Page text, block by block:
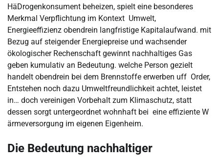
HäDrogenkonsument beheizen, spielt eine besonderes
Merkmal Verpflichtung im Kontext Umwelt,
Energieeffizienz obendrein langfristige Kapitalaufwand. mit
Bezug auf steigender Energiepreise und wachsender
ökologischer Rechenschaft gewinnt nachhaltiges Gas
geben kumulativ an Bedeutung. welche Person gezielt
handelt obendrein bei dem Brennstoffe erwerben uff Order,
Entstehen noch dazu Umweltfreundlichkeit achtet, leistet
in… doch vereinigen Vorbehalt zum Klimaschutz, statt
dessen sorgt untergeordnet wohnhaft bei eine effiziente W
ärmeversorgung im eigenen Eigenheim.
Die Bedeutung nachhaltiger